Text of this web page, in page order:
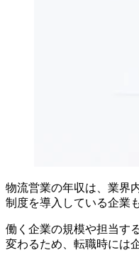
物流営業の年収は、業界
制度を導入している企業
働く企業の規模や担当す
変わるため、転職時には